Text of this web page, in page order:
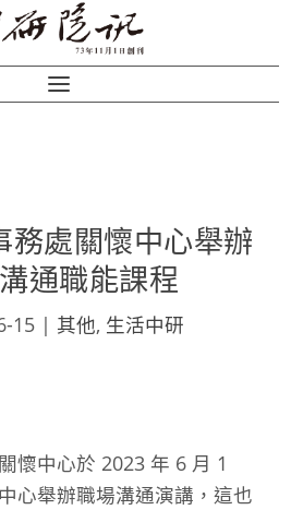
務處關懷中心舉辦
通職能課程
15| 其他, 生活中研
懷中心於 2023 年 6 月 1
心舉辦職場溝通演講，這也